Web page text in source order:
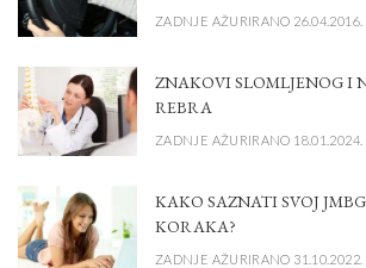
ZADNJE AŽURIRANO 26.04.2016.
ZNAKOVI SLOMLJENOG I
REBRA
ZADNJE AŽURIRANO 18.01.2024.
KAKO SAZNATI SVOJ
KORAKA?
ZADNJE AŽURIRANO 31.10.2022.